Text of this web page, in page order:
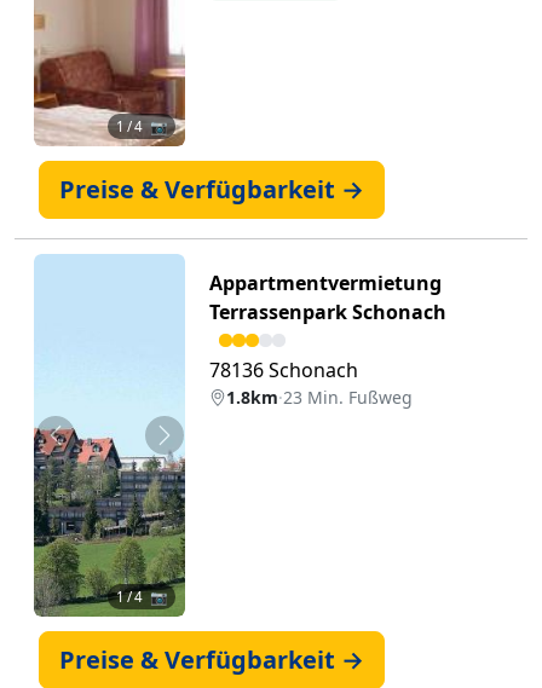
1 / 4 📷
Preise & Verfügbarkeit →
Zurück Weiter
1/ 4 📷
Appartmentvermietung
Terrassenpark Schonach
78136 Schonach
1.8km·23 Min. Fußweg
Preise & Verfügbarkeit →